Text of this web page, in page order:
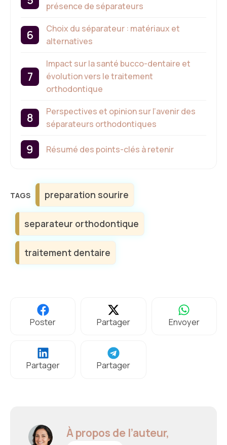
présence de séparateurs
Choix du séparateur : matériaux et
alternatives
Impact sur la santé bucco-dentaire et
évolution vers le traitement
orthodontique
Perspectives et opinion sur l’avenir des
séparateurs orthodontiques
Résumé des points-clés à retenir
Étiquettes
preparation sourire
separateur orthodontique
traitement dentaire
Poster Partager Envoyer
Partager Partager
À propos de l’auteur,